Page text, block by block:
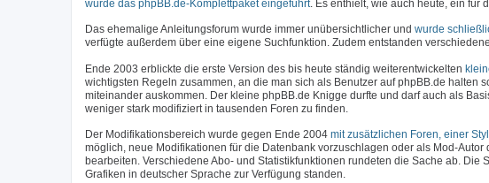
wurde das phpBB.de-Komplettpaket eingeführt. Es enthielt, wie auch heute, ein für
Das ehemalige Anleitungsforum wurde immer unübersichtlicher und wurde
verfügte außerdem über eine eigene Suchfunktion. Zudem entstanden
Ende 2003 erblickte die erste Version des bis heute ständig weiterentwickelten
wichtigsten Regeln zusammen, an die man sich als Benutzer auf phpBB.de halten
miteinander auskommen. Der kleine phpBB.de Knigge durfte und darf auch als
weniger stark modifiziert in tausenden Foren zu finden.
Der Modifikationsbereich wurde gegen Ende 2004 mit zusätzlichen Foren, einer
möglich, neue Modifikationen für die Datenbank vorzuschlagen oder als Mod-
bearbeiten. Verschiedene Abo- und Statistikfunktionen rundeten die Sache ab.
Grafiken in deutscher Sprache zur Verfügung standen.